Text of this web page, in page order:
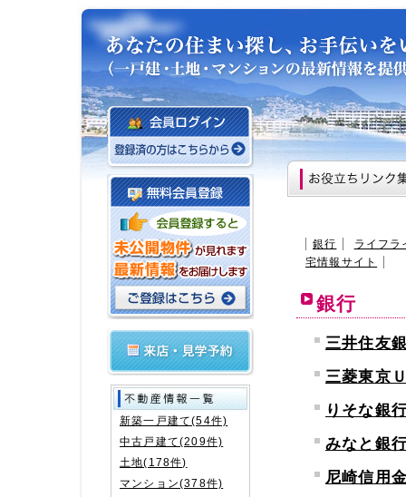
銀行
ライフラ
宅情報サイト
銀行
三井住友
三菱東京
りそな銀
みなと銀
尼崎信用
新築一戸建て(54件)
中古戸建て(209件)
土地(178件)
マンション(378件)